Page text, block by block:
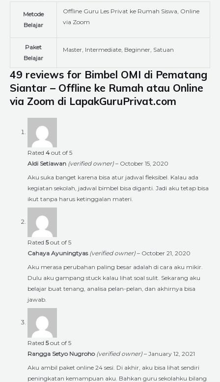
Metode
Belajar
Offline Guru Les Privat ke Rumah Siswa, Online
via Zoom
Paket
Belajar
Master, Intermediate, Beginner, Satuan
49 reviews for Bimbel OMI di Pematang
Siantar – Offline ke Rumah atau Online
via Zoom di LapakGuruPrivat.com
Rated 4 out of 5
Aldi Setiawan (verified owner) – October 15, 2020
Aku suka banget karena bisa atur jadwal fleksibel. Kalau ada
kegiatan sekolah, jadwal bimbel bisa diganti. Jadi aku tetap bisa
ikut tanpa harus ketinggalan materi.
Rated 5out of 5
Cahaya Ayuningtyas (verified owner) – October 21, 2020
Aku merasa perubahan paling besar adalah di cara aku mikir.
Dulu aku gampang stuck kalau lihat soal sulit. Sekarang aku
belajar buat tenang, analisa pelan-pelan, dan akhirnya bisa
jawab.
Rated 5out of 5
Rangga Setyo Nugroho (verified owner) – January 12, 2021
Aku ambil paket online 24 sesi. Di akhir, aku bisa lihat sendiri
peningkatan kemampuan aku. Bahkan guru sekolahku bilang